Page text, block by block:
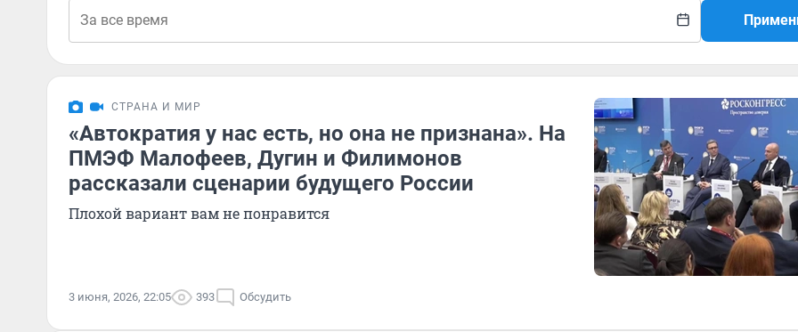
СТРАНА И МИР
«Автократия у нас есть, но она не признана». На
ПМЭФ Малофеев, Дугин и Филимонов
рассказали сценарии будущего России
Плохой вариант вам не понравится
3 июня, 2026, 22:05 393 Обсудить